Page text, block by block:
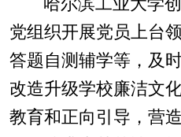
党组织开展党员上台
答题自测辅学等，及
改造升级学校廉洁文
教育和正向引导，营